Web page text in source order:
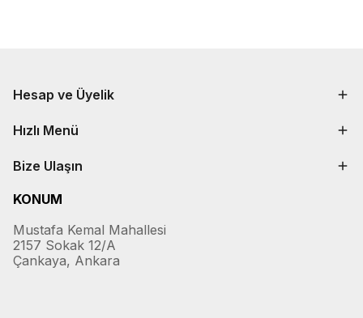
Hesap ve Üyelik
Hızlı Menü
Bize Ulaşın
KONUM
Mustafa Kemal Mahallesi
2157 Sokak 12/A
Çankaya, Ankara